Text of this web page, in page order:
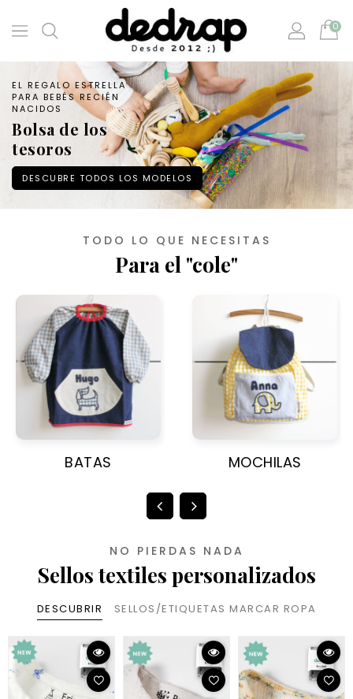
0
EL REGALO ESTRELLA
PARA BEBÉS RECIÉN
NACIDOS
Bolsa de los
tesoros
DESCUBRE TODOS LOS MODELOS
TODO LO QUE NECESITAS
Para el "cole"
BATAS MOCHILAS
NO PIERDAS NADA
Sellos textiles personalizados
DESCUBRIR SELLOS/ETIQUETAS MARCAR ROPA